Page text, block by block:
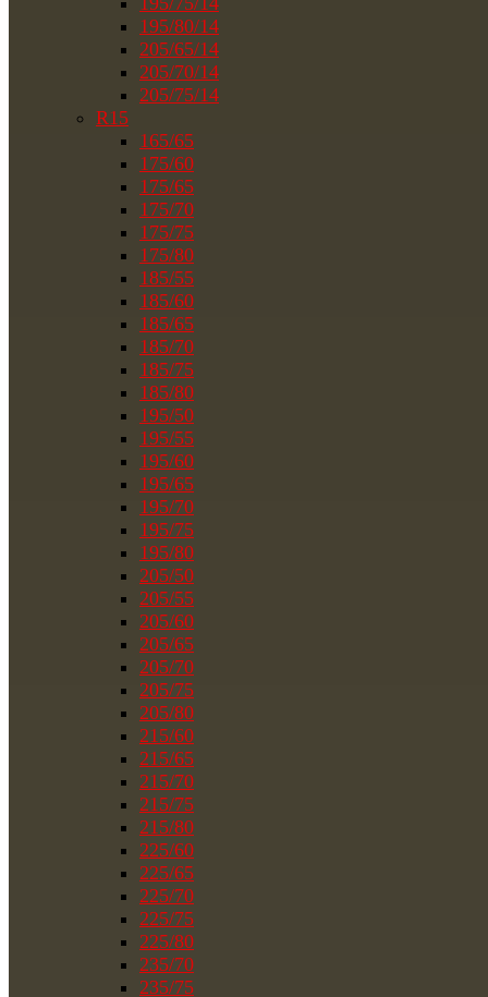
195/80/14
205/65/14
205/70/14
205/75/14
R15
165/65
175/60
175/65
175/70
175/75
175/80
185/55
185/60
185/65
185/70
185/75
185/80
195/50
195/55
195/60
195/65
195/70
195/75
195/80
205/50
205/55
205/60
205/65
205/70
205/75
205/80
215/60
215/65
215/70
215/75
215/80
225/60
225/65
225/70
225/75
225/80
235/70
235/75